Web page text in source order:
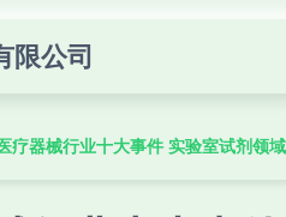
限公司
疗器械行业十大事件 实验室试剂领